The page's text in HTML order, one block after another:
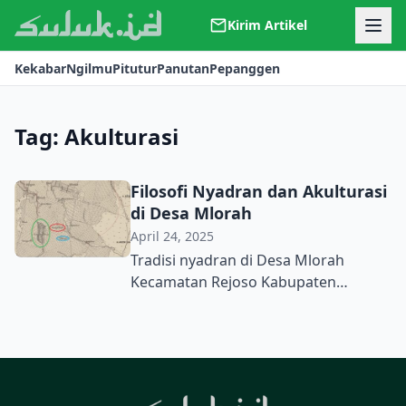
Kirim Artikel
Kerjasama
Kontak
KekabarNgilmuPituturPanutanPepanggen
Tag: Akulturasi
Filosofi Nyadran dan Akulturasi
di Desa Mlorah
April 24, 2025
Tradisi nyadran di Desa Mlorah
Kecamatan Rejoso Kabupaten
(Hijriyah). Biasanya, tradisi nyadran di